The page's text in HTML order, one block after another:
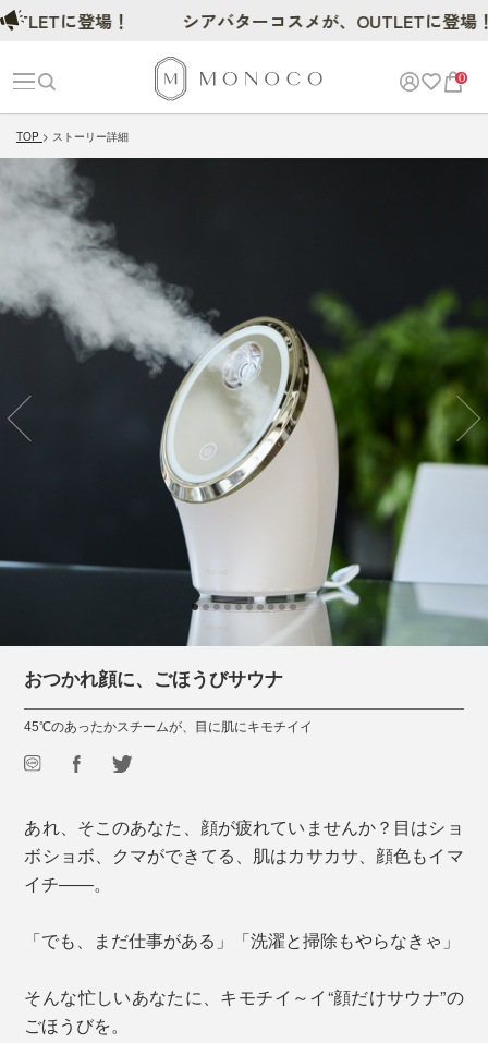
0
TOP ストーリー詳細
おつかれ顔に、ごほうびサウナ
45℃のあったかスチームが、目に肌にキモチイイ
あれ、そこのあなた、顔が疲れていませんか？目はショ
ボショボ、クマができてる、肌はカサカサ、顔色もイマ
イチ――。
「でも、まだ仕事がある」「洗濯と掃除もやらなきゃ」
そんな忙しいあなたに、キモチイ～イ“顔だけサウナ”の
ごほうびを。
に登場！ シアバターコスメが、OUTLETに登場！